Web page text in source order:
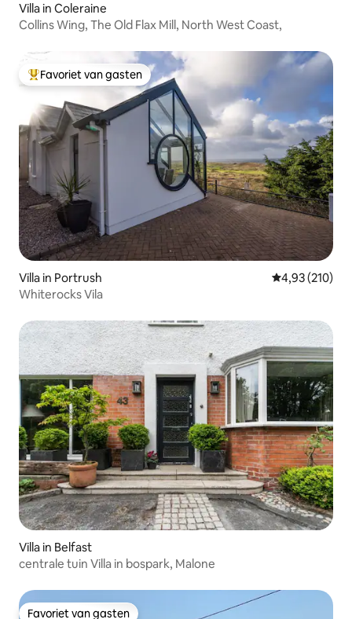
Villa in Coleraine
Collins Wing, The Old Flax Mill, North West Coast,
Topfavoriet van gasten
Favoriet van gasten
Villa in Portrush Gemiddelde
4,93 (210)
Whiterocks Vila
Villa in Belfast
centrale tuin Villa in bospark, Malone
Favoriet van gasten